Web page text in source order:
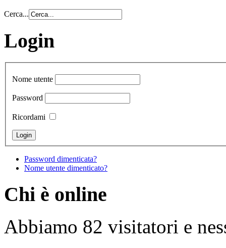
Cerca...
Login
Nome utente
Password
Ricordami
Password dimenticata?
Nome utente dimenticato?
Chi è online
Abbiamo 82 visitatori e